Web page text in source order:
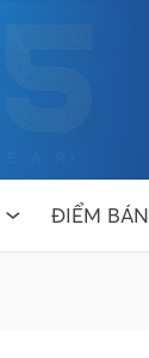
ĐIỂM BÁN